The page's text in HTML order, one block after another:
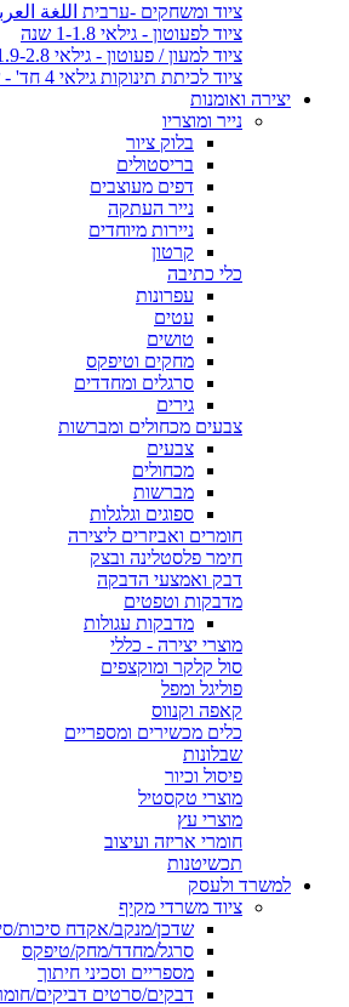
ציוד ומשחקים -ערבית اللغة
ציוד לפעוטון - גילאי 1-1.8 שנה
ציוד למעון / פעוטון - גילאי 1.9-2.8 שנה
ציוד לכיתת תינוקות גילאי 4 חד' - שנה
יצירה ואומנות
נייר ומוצריו
בלוק ציור
בריסטולים
דפים מעוצבים
נייר העתקה
ניירות מיוחדים
קרטון
כלי כתיבה
עפרונות
עטים
טושים
מחקים וטיפקס
סרגלים ומחדדים
גירים
צבעים מכחולים ומברשות
צבעים
מכחולים
מברשות
ספוגים וגלגלות
חומרים ואביזרים ליצירה
חימר פלסטלינה ובצק
דבק ואמצעי הדבקה
מדבקות וטפטים
מדבקות עגולות
מוצרי יצירה - כללי
סול קלקר ומוקצפים
פוליגל ומפל
קאפה וקנווס
כלים מכשירים ומספריים
שבלונות
פיסול וכיור
מוצרי טקסטיל
מוצרי עץ
חומרי אריזה ועיצוב
תכשיטנות
למשרד ולעסק
ציוד משרדי מקיף
שדכן/מנקב/אקדח סיכות/
סרגל/מחדד/מחק/טיפקס
מספריים וסכיני חיתוך
דבקים/סרטים דביקים/